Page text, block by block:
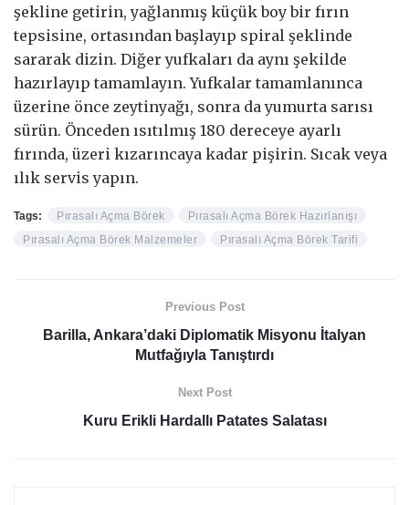
şekline getirin, yağlanmış küçük boy bir fırın
tepsisine, ortasından başlayıp spiral şeklinde
sararak dizin. Diğer yufkaları da aynı şekilde
hazırlayıp tamamlayın. Yufkalar tamamlanınca
üzerine önce zeytinyağı, sonra da yumurta sarısı
sürün. Önceden ısıtılmış 180 dereceye ayarlı
fırında, üzeri kızarıncaya kadar pişirin. Sıcak veya
ılık servis yapın.
Tags: Pırasalı Açma Börek
Pırasalı Açma Börek Hazırlanışı
Pırasalı Açma Börek Malzemeler
Pırasalı Açma Börek Tarifi
Previous Post
Barilla, Ankara’daki Diplomatik Misyonu İtalyan
Mutfağıyla Tanıştırdı
Next Post
Kuru Erikli Hardallı Patates Salatası